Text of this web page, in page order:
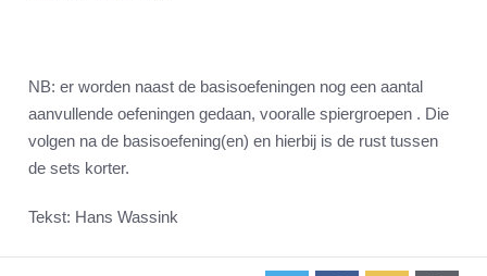
NB: er worden naast de basisoefeningen nog een aantal
aanvullende oefeningen gedaan, vooralle spiergroepen . Die
volgen na de basisoefening(en) en hierbij is de rust tussen
de sets korter.
Tekst: Hans Wassink